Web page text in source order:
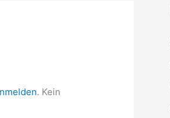
. Kein